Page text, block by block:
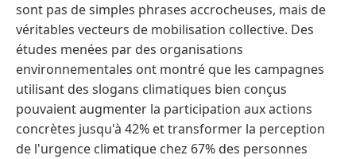
sont pas de simples phrases accrocheuses, mais de
véritables vecteurs de mobilisation collective. Des
études menées par des organisations
environnementales ont montré que les campagnes
utilisant des slogans climatiques bien conçus
pouvaient augmenter la participation aux actions
concrètes jusqu'à 42% et transformer la perception
de l'urgence climatique chez 67% des personnes